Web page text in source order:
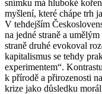
snímku má hluboké
myšlení, které chápe trh
V tehdejším
na jedné straně a
straně druhé evokoval
kapitalismus se tehdy
experimentem“.
k přírodě a přirozenosti
krize jako důsledku